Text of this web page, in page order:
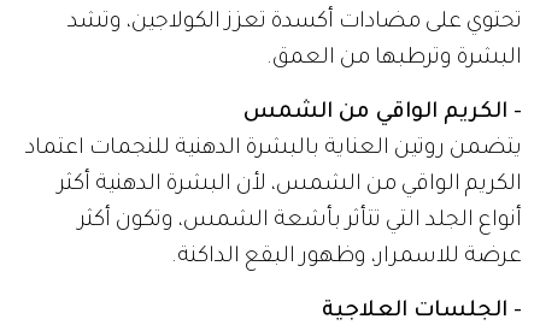
تحتوي على مضادات أكسدة تعزز الكولاجين، وتشد
البشرة وترطبها من العمق.
- الكريم الواقي من الشمس
يتضمن روتين العناية بالبشرة الدهنية للنجمات اعتماد
الكريم الواقي من الشمس، لأن البشرة الدهنية أكثر
أنواع الجلد التي تتأثر بأشعة الشمس، وتكون أكثر
عرضة للاسمرار، وظهور البقع الداكنة.
- الجلسات العلاجية